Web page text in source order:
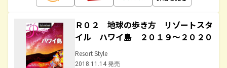
Ｒ０２ 地球の歩き方 リゾートスタ
イル ハワイ島 ２０１９～２０２０
Resort Style
2018.11.14 発売